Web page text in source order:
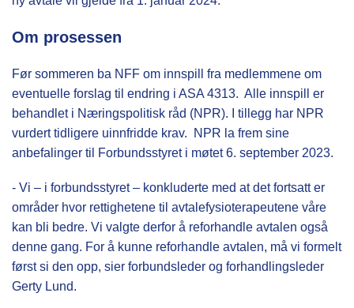
Om prosessen
Før sommeren ba NFF om innspill fra medlemmene om
eventuelle forslag til endring i ASA 4313. Alle innspill er
behandlet i Næringspolitisk råd (NPR). I tillegg har NPR
vurdert tidligere uinnfridde krav. NPR la frem sine
anbefalinger til Forbundsstyret i møtet 6. september 2023.
- Vi – i forbundsstyret – konkluderte med at det fortsatt er
områder hvor rettighetene til avtalefysioterapeutene våre
kan bli bedre. Vi valgte derfor å reforhandle avtalen også
denne gang. For å kunne reforhandle avtalen, må vi formelt
først si den opp, sier forbundsleder og forhandlingsleder
Gerty Lund.